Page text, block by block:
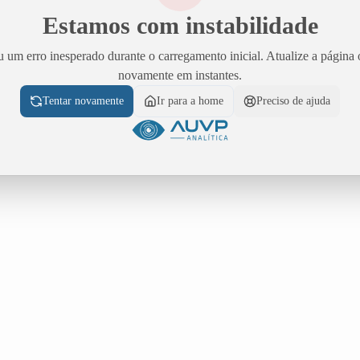
Estamos com instabilidade
um erro inesperado durante o carregamento inicial. Atualize a página
novamente em instantes.
Tentar novamente Ir para a home Preciso de ajuda